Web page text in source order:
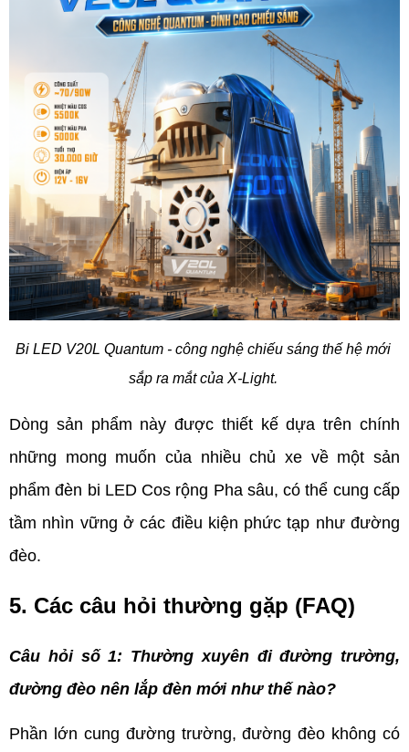
Bi LED V20L Quantum - công nghệ chiếu sáng thế hệ mới
sắp ra mắt của X-Light.
Dòng sản phẩm này được thiết kế dựa trên chính
những mong muốn của nhiều chủ xe về một sản
phẩm đèn bi LED Cos rộng Pha sâu, có thể cung cấp
tầm nhìn vững ở các điều kiện phức tạp như đường
đèo.
5. Các câu hỏi thường gặp (FAQ)
Câu hỏi số 1: Thường xuyên đi đường trường,
đường đèo nên lắp đèn mới như thế nào?
Phần lớn cung đường trường, đường đèo không có